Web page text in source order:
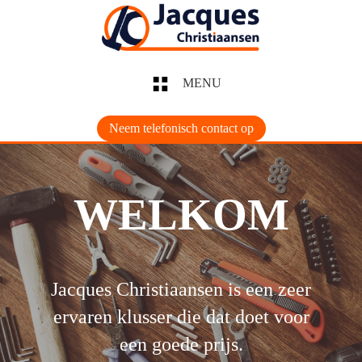
MENU
Neem telefonisch contact op
WELKOM
Jacques Christiaansen is een zeer
ervaren klusser die dat doet voor
een goede prijs.